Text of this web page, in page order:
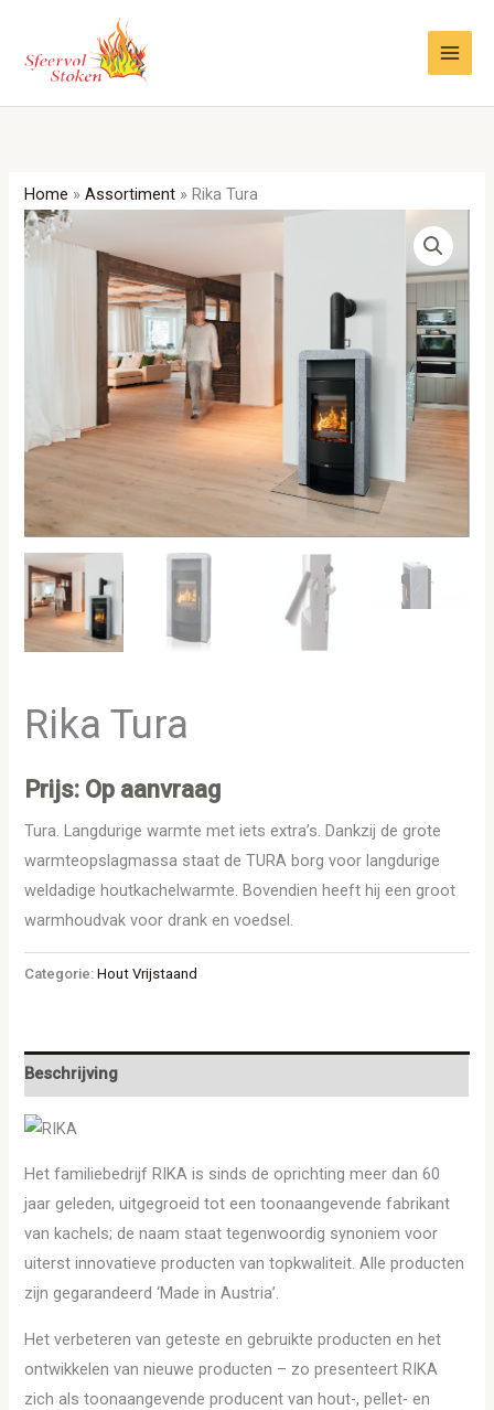
inhoud
Home »Assortiment » Rika Tura
Rika Tura
Prijs: Op aanvraag
Tura. Langdurige warmte met iets extra’s. Dankzij de grote
warmteopslagmassa staat de TURA borg voor langdurige
weldadige houtkachelwarmte. Bovendien heeft hij een groot
warmhoudvak voor drank en voedsel.
Categorie:Hout Vrijstaand
Beschrijving
Het familiebedrijf RIKA is sinds de oprichting meer dan 60
jaar geleden, uitgegroeid tot een toonaangevende fabrikant
van kachels; de naam staat tegenwoordig synoniem voor
uiterst innovatieve producten van topkwaliteit. Alle producten
zijn gegarandeerd ‘Made in Austria’.
Het verbeteren van geteste en gebruikte producten en het
ontwikkelen van nieuwe producten – zo presenteert RIKA
zich als toonaangevende producent van hout-, pellet- en